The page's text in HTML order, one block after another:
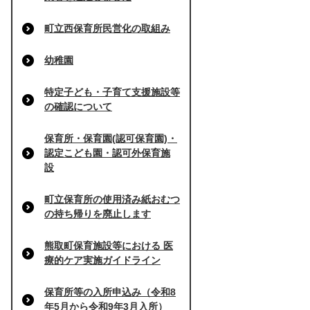
町立西保育所民営化の取組み
幼稚園
特定子ども・子育て支援施設等
の確認について
保育所・保育園(認可保育園)・
認定こども園・認可外保育施
設
町立保育所の使用済み紙おむつ
の持ち帰りを廃止します
熊取町保育施設等における 医
療的ケア実施ガイドライン
保育所等の入所申込み（令和8
年5月から令和9年3月入所）